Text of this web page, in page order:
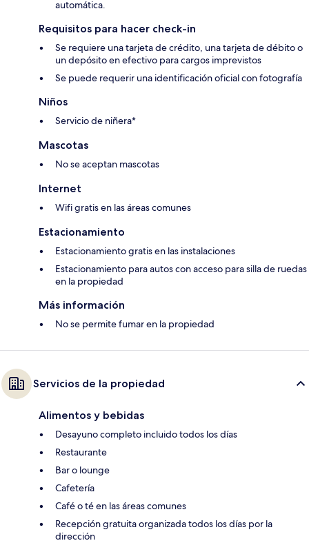
automática.
Requisitos para hacer check-in
Se requiere una tarjeta de crédito, una tarjeta de débito o
un depósito en efectivo para cargos imprevistos
Se puede requerir una identificación oficial con fotografía
Niños
Servicio de niñera*
Mascotas
No se aceptan mascotas
Internet
Wifi gratis en las áreas comunes
Estacionamiento
Estacionamiento gratis en las instalaciones
Estacionamiento para autos con acceso para silla de ruedas
en la propiedad
Más información
No se permite fumar en la propiedad
Servicios de la propiedad
Alimentos y bebidas
Desayuno completo incluido todos los días
Restaurante
Bar o lounge
Cafetería
Café o té en las áreas comunes
Recepción gratuita organizada todos los días por la
dirección